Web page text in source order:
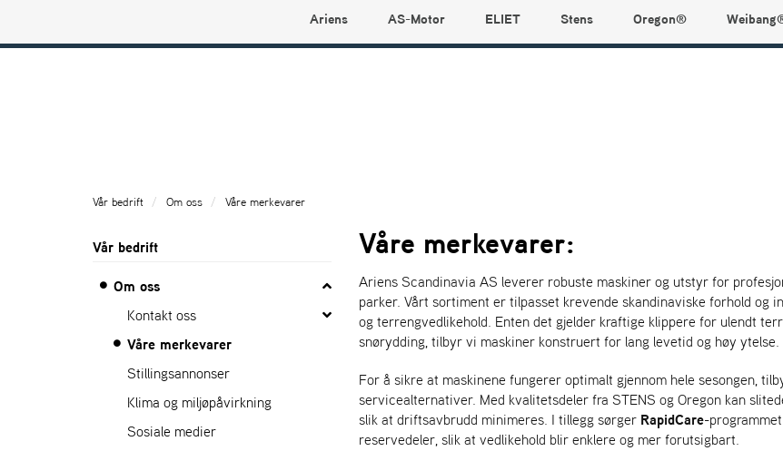
Ariens AS-Motor ELIET Stens Oregon®
Vår bedrift Om oss Våre merkevarer
Vår bedrift
Om oss
Kontakt oss
Våre merkevarer
Stillingsannonser
Klima og miljøpåvirkning
Sosiale medier
Våre merkevarer:
Ariens Scandinavia AS leverer robuste maskiner og utstyr for
parker. Vårt sortiment er tilpasset krevende skandinaviske forhold og
og terrengvedlikehold. Enten det gjelder kraftige klippere for ulendt
snørydding, tilbyr vi maskiner konstruert for lang levetid og høy ytelse.
For å sikre at maskinene fungerer optimalt gjennom hele sesongen,
servicealternativer. Med kvalitetsdeler fra STENS og Oregon kan
slik at driftsavbrudd minimeres. I tillegg sørger RapidCare-
reservedeler, slik at vedlikehold blir enklere og mer forutsigbart.